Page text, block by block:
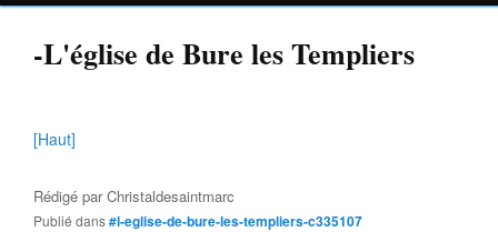
-L'église de Bure les Templiers
[Haut]
Rédigé parChristaldesaintmarc
Publié dans#l-eglise-de-bure-les-templiers-c335107